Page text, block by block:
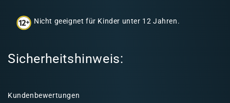
Nicht geeignet für Kinder unter 12 Jahren.
Sicherheitshinweis:
Kundenbewertungen